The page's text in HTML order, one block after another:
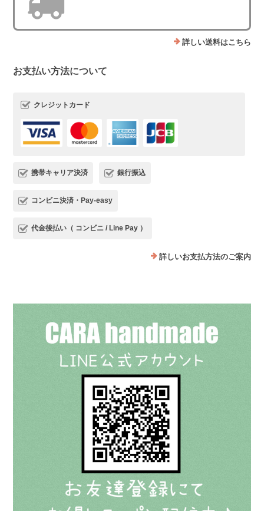
詳しい送料はこちら
お支払い方法について
クレジットカード
携帯キャリア決済 銀行振込
コンビニ決済・Pay-easy
代金後払い（ コンビニ / Line Pay ）
詳しいお支払方法のご案内